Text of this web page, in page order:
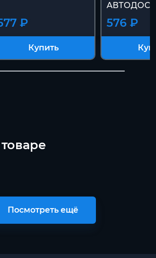
₽
Купить
576 ₽
Посмотреть ещё